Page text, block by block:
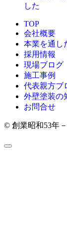
した
TOP
会社概要
本業を通し
採用情報
現場ブログ
施工事例
代表親方ブ
外壁塗装の
お問合せ
© 創業昭和53年